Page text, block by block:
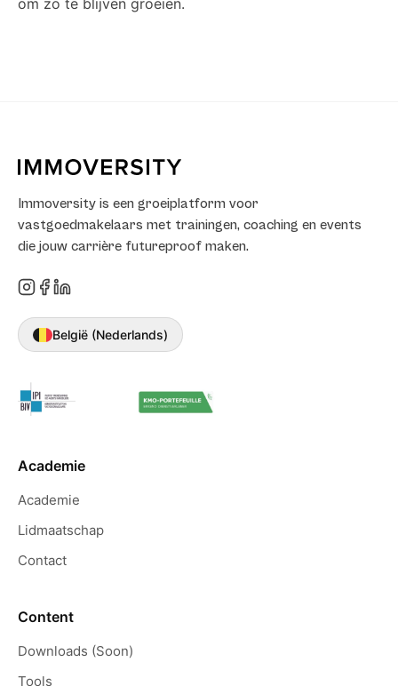
om zo te blijven groeien.
Immoversity is een groeiplatform voor
vastgoedmakelaars met trainingen, coaching en events
die jouw carrière futureproof maken.
België (Nederlands)
Academie
Academie
Lidmaatschap
Contact
Content
Downloads (Soon)
Tools